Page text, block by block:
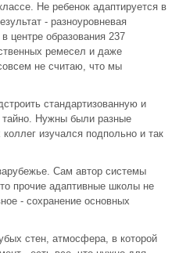
Не ребенок адаптируется в
- разноуровневая
центре образования 237
ремесел и даже
не считаю, что мы
стандартизованную и
тайно. Нужны были разные
изучался подпольно и так
Сам автор системы
прочие адаптивные школы не
- сохранение основных
стен, атмосфера, в которой